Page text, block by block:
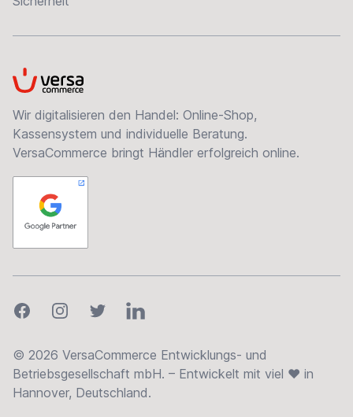
VersaCommerce
Wir digitalisieren den Handel: Online-Shop,
Kassensystem und individuelle Beratung.
VersaCommerce bringt Händler erfolgreich online.
FacebookInstagramTwitterLinkedIn
© 2026 VersaCommerce Entwicklungs- und
Betriebsgesellschaft mbH. – Entwickelt mit viel ❤ in
Hannover, Deutschland.